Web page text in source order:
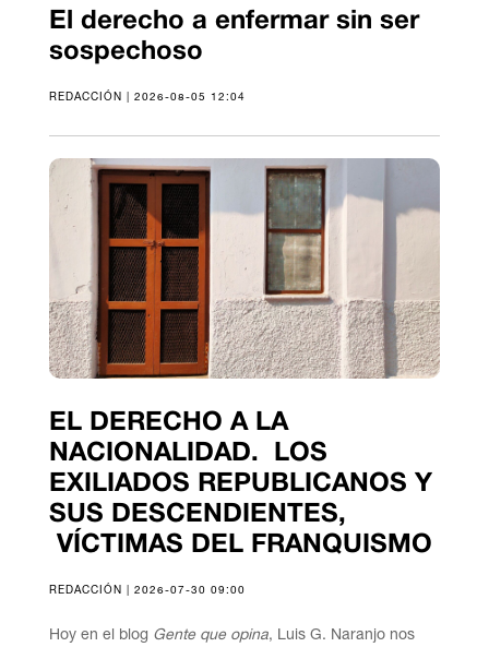
El derecho a enfermar sin ser
sospechoso
REDACCIÓN | 2026-08-05 12:04
EL DERECHO A LA
NACIONALIDAD. LOS
EXILIADOS REPUBLICANOS Y
SUS DESCENDIENTES,
VÍCTIMAS DEL FRANQUISMO
REDACCIÓN | 2026-07-30 09:00
Hoy en el blog Gente que opina, Luis G. Naranjo nos